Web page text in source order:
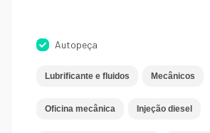
Autopeça
Lubrificante e fluidos Mecânicos
Oficina mecânica Injeção diesel